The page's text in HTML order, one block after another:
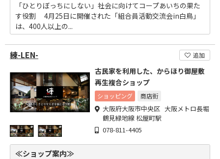
「ひとりぼっちにしない」社会に向けてコープあいちの果た
す役割 4月25日に開催された「組合員活動交流会in白鳥」
は、400人以上の...
練-LEN- 追加
古民家を利用した、からほり御屋敷
再生複合ショップ
ショッピング 商店街
大阪府大阪市中央区 大阪メトロ長堀
鶴見緑地線 松屋町駅
078-811-4405
≪ショップ案内≫